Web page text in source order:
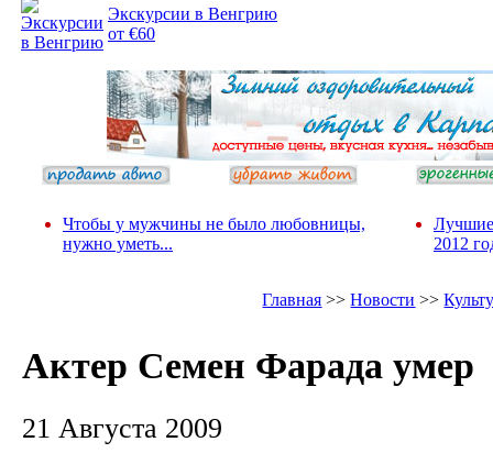
Экскурсии в Венгрию
от €60
Чтобы у мужчины не было любовницы,
нужно уметь...
Лучшие
2012
Главная >>Новости >>
Актер Семен Фарада умер
21 Августа 2009